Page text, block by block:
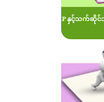
MOEP နှင့်သက်ဆိုင်